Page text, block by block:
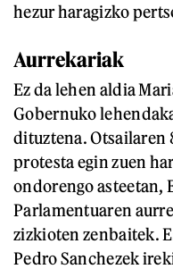
hezur haragizko
Aurrekariak
Ez da lehen aldia
Gobernuko
dituztena. Otsailaren
protesta egin zuen
ondorengo asteetan,
Parlamentuaren
zizkioten zenbaitek.
Pedro Sanchezek